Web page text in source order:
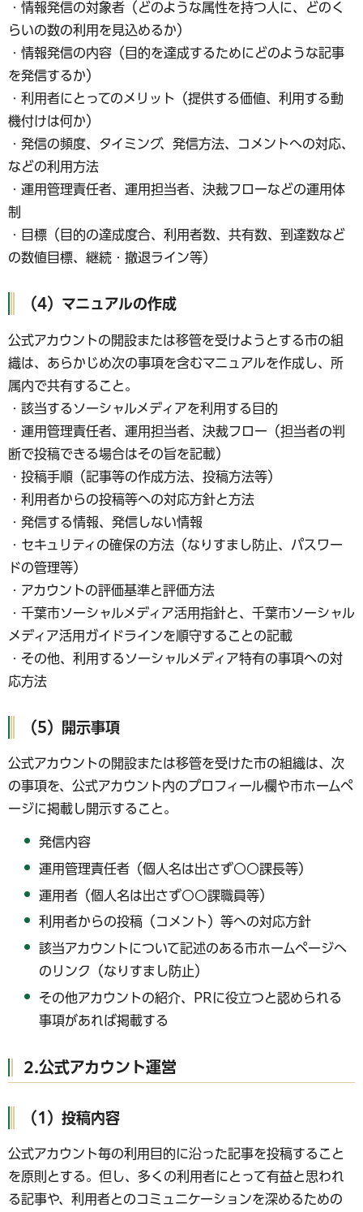
・情報発信の対象者（どのような属性を持つ人に、どのく
らいの数の利用を見込めるか）
・情報発信の内容（目的を達成するためにどのような記事
を発信するか）
・利用者にとってのメリット（提供する価値、利用する動
機付けは何か）
・発信の頻度、タイミング、発信方法、コメントへの対応、
などの利用方法
・運用管理責任者、運用担当者、決裁フローなどの運用体
制
・目標（目的の達成度合、利用者数、共有数、到達数など
の数値目標、継続・撤退ライン等）
（4）マニュアルの作成
公式アカウントの開設または移管を受けようとする市の組
織は、あらかじめ次の事項を含むマニュアルを作成し、所
属内で共有すること。
・該当するソーシャルメディアを利用する目的
・運用管理責任者、運用担当者、決裁フロー（担当者の判
断で投稿できる場合はその旨を記載）
・投稿手順（記事等の作成方法、投稿方法等）
・利用者からの投稿等への対応方針と方法
・発信する情報、発信しない情報
・セキュリティの確保の方法（なりすまし防止、パスワー
ドの管理等）
・アカウントの評価基準と評価方法
・千葉市ソーシャルメディア活用指針と、千葉市ソーシャル
メディア活用ガイドラインを順守することの記載
・その他、利用するソーシャルメディア特有の事項への対
応方法
（5）開示事項
公式アカウントの開設または移管を受けた市の組織は、次
の事項を、公式アカウント内のプロフィール欄や市ホームペ
ージに掲載し開示すること。
発信内容
運用管理責任者（個人名は出さず○○課長等）
運用者（個人名は出さず○○課職員等）
利用者からの投稿（コメント）等への対応方針
該当アカウントについて記述のある市ホームページへ
のリンク（なりすまし防止）
その他アカウントの紹介、PRに役立つと認められる
事項があれば掲載する
2.公式アカウント運営
（1）投稿内容
公式アカウント毎の利用目的に沿った記事を投稿すること
を原則とする。但し、多くの利用者にとって有益と思われ
る記事や、利用者とのコミュニケーションを深めるための